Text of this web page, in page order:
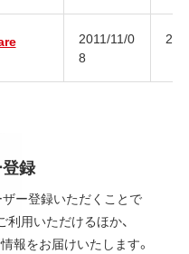
2011/11/0
8
録
ー登録いただくことで
用いただけるほか、
報をお届けいたします。